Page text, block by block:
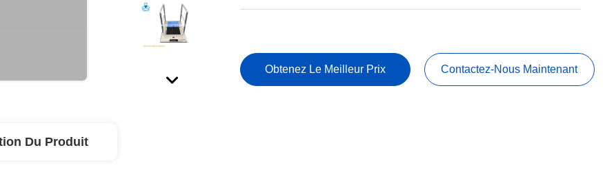
Obtenez Le Meilleur Prix Contactez-Nous Maintenant
Du Produit